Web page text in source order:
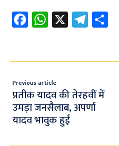
Fa
ce
o
o
k
W
h
s
A
p
p
X Te
le
a
m
e
Previous article
प्रतीक यादव की तेरहवीं में
उमड़ा जनसैलाब, अपर्णा
यादव भावुक हुईं